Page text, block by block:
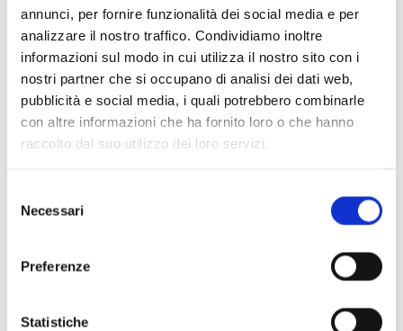
annunci, per fornire funzionalità dei social media e per
analizzare il nostro traffico. Condividiamo inoltre
informazioni sul modo in cui utilizza il nostro sito con i
nostri partner che si occupano di analisi dei dati web,
pubblicità e social media, i quali potrebbero combinarle
con altre informazioni che ha fornito loro o che hanno
raccolto dal suo utilizzo dei loro servizi.
delNecessari
Preferenze
Statistiche
Scopri di più